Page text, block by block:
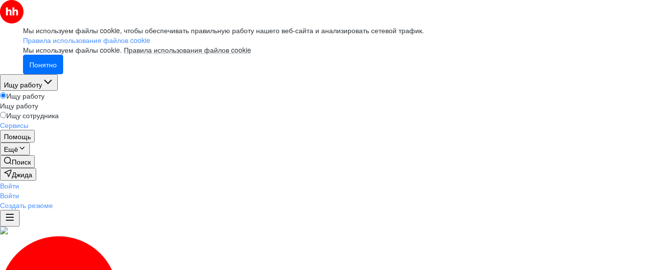
Мы используем файлы cookie, чтобы обеспечивать правильную работу нашего веб-сайта и анализировать сетевой трафик.
Правила использования файлов cookie
Мы используем файлы cookie. Правила использования файлов cookie
Понятно
Ищу работу
Ищу работу
Ищу работу
Ищу сотрудника
Сервисы
Помощь
Ещё
Поиск
Джида
Войти
Войти
Создать резюме